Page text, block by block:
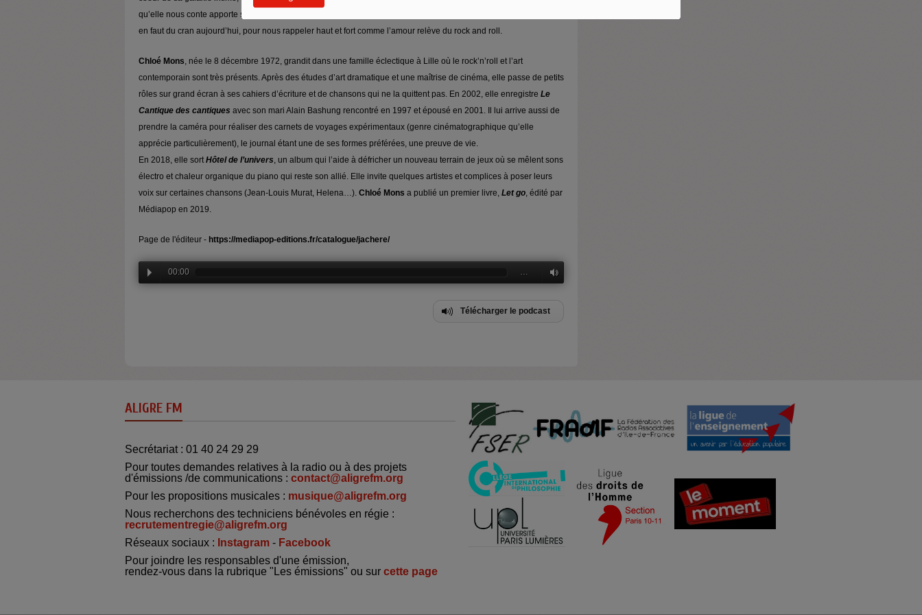
qu’elle nous conte apporte sa matière à la pierre angulaire qu’est la grande question : qu’est-ce que l’amour ? Il
en faut du cran aujourd’hui, pour nous rappeler haut et fort comme l’amour relève du rock and roll.
Chloé Mons, née le 8 décembre 1972, grandit dans une famille éclectique à Lille où le rock’n’roll et l’art
contemporain sont très présents. Après des études d’art dramatique et une maîtrise de cinéma, elle passe de petits
rôles sur grand écran à ses cahiers d’écriture et de chansons qui ne la quittent pas. En 2002, elle enregistre Le
Cantique des cantiques avec son mari Alain Bashung rencontré en 1997 et épousé en 2001. Il lui arrive aussi de
prendre la caméra pour réaliser des carnets de voyages expérimentaux (genre cinématographique qu’elle
apprécie particulièrement), le journal étant une de ses formes préférées, une preuve de vie.
En 2018, elle sortHôtel de l’univers, un album qui l’aide à défricher un nouveau terrain de jeux où se mêlent sons
électro et chaleur organique du piano qui reste son allié. Elle invite quelques artistes et complices à poser leurs
voix sur certaines chansons (Jean-Louis Murat, Helena…). Chloé Mons a publié un premier livre, Let go, édité par
Médiapop en 2019.
Page de l'éditeur - https://mediapop-editions.fr/catalogue/jachere/
00:00 …
Télécharger le podcast
ALIGRE FM
Secrétariat : 01 40 24 29 29
Pour toutes demandes relatives à la radio ou à des projets
d'émissions /de communications : contact@aligrefm.org
Pour les propositions musicales : musique@aligrefm.org
Nous recherchons des techniciens bénévoles en régie :
recrutementregie@aligrefm.org
Réseaux sociaux : Instagram - Facebook
Pour joindre les responsables d'une émission,
rendez-vous dans la rubrique "Les émissions" ou sur cette page